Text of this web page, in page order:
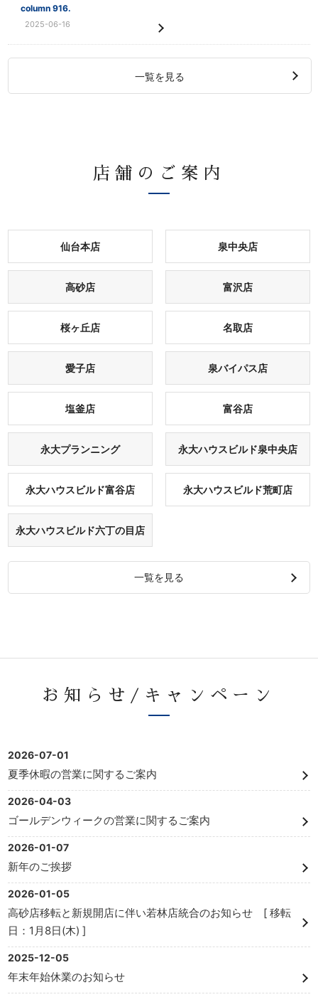
column 916.
2025-06-16
一覧を見る
店舗のご案内
仙台本店 泉中央店
高砂店 富沢店
桜ヶ丘店 名取店
愛子店 泉バイパス店
塩釜店 富谷店
永大プランニング 永大ハウスビルド泉中央店
永大ハウスビルド富⾕店 永大ハウスビルド荒町店
永大ハウスビルド六丁の目店
一覧を見る
お知らせ/キャンペーン
2026-07-01
夏季休暇の営業に関するご案内
2026-04-03
ゴールデンウィークの営業に関するご案内
2026-01-07
新年のご挨拶
2026-01-05
高砂店移転と新規開店に伴い若林店統合のお知らせ [ 移転
日：1月8日(木) ]
2025-12-05
年末年始休業のお知らせ